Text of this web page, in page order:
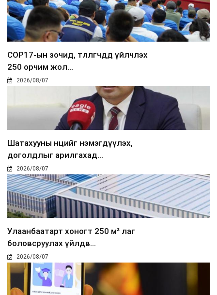
COP17-ын зочид, төлөөлөгчдөд үйлчлэх
250 орчим жол...
2026/08/07
Шатахууны нөөцийг нэмэгдүүлэх,
доголдлыг арилгахад...
2026/08/07
Улаанбаатарт хоногт 250 м³ лаг
боловсруулах үйлдв...
2026/08/07